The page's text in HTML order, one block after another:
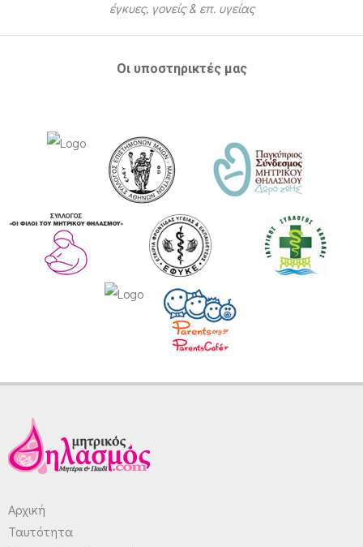
έγκυες, γονείς & επ. υγείας
Οι υποστηρικτές μας
Αρχική
Ταυτότητα